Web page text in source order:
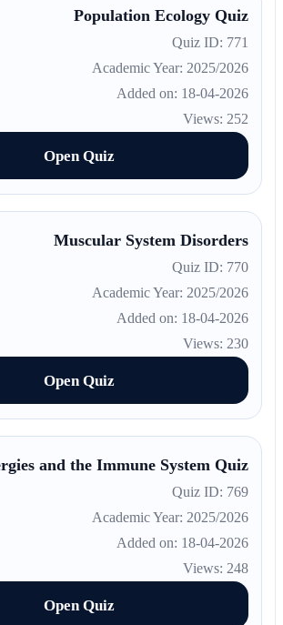
Population Ecology Quiz
Quiz ID: 771
Academic Year: 2025/2026
Added on: 18-04-2026
Views: 252
Open Quiz
Muscular System Disorders
Quiz ID: 770
Academic Year: 2025/2026
Added on: 18-04-2026
Views: 230
Open Quiz
and the Immune System Quiz
Quiz ID: 769
Academic Year: 2025/2026
Added on: 18-04-2026
Views: 248
Open Quiz